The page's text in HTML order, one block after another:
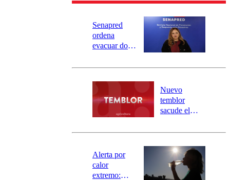
Senapred
ordena
evacuar dos
Carahue por
río Damas:
activa
mensajería
SAE
Nuevo
temblor
sacude el
revisa la
epicentro
Alerta por
calor
extremo: